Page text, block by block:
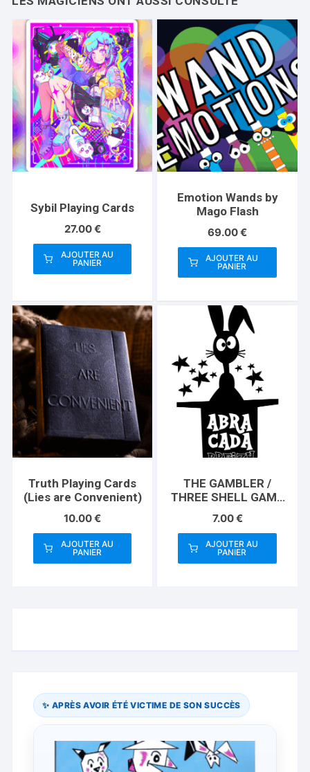
Sybil Playing Cards
27.00€
AJOUTER AU
PANIER
Emotion Wands by
Mago Flash
69.00€
AJOUTER AU
PANIER
Truth Playing Cards
(Lies are Convenient)
10.00€
AJOUTER AU
PANIER
THE GAMBLER /
THREE SHELL GAME
(Gimmicks and
Instructions) by
Apprentice Magic –
Trick
7.00€
AJOUTER AU
PANIER
✨ APRÈS AVOIR ÉTÉ VICTIME DE SON SUCCÈS